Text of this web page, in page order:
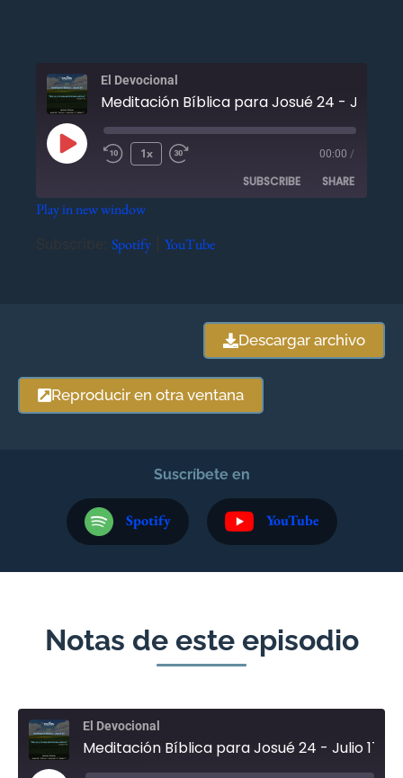
El Devocional
Meditación Bíblica para Josué 24 - Julio 17
1x 00:00 /
SUBSCRIBE SHARE
Play in new window
Spotify YouTube
Descargar archivo
Reproducir en otra ventana
Suscríbete en
Spotify YouTube
Notas de este episodio
El Devocional
Meditación Bíblica para Josué 24 - Julio 17